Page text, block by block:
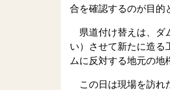
合を確認するのが目的
県道付け替えは、ダ
い）させて新たに造る
ムに反対する地元の地
この日は現場を訪れ